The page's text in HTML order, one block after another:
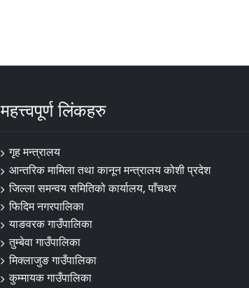
महत्त्वपूर्ण लिंकहरु
गृह मन्त्रालय
आन्तरिक मामिला तथा कानून मन्त्रालय कोशी प्रदेश
जिल्ला समन्वय समितिको कार्यालय, पाँचथर
फिदिम नगरपालिका
याङवरक गाउँपालिका
तुम्बेवा गाउँपालिका
मिक्लाजुङ गाउँपालिका
कुम्मायक गाउँपालिका